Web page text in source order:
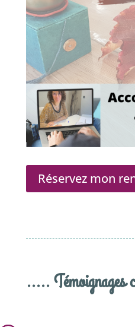
Réservez mon
..... Témoignages